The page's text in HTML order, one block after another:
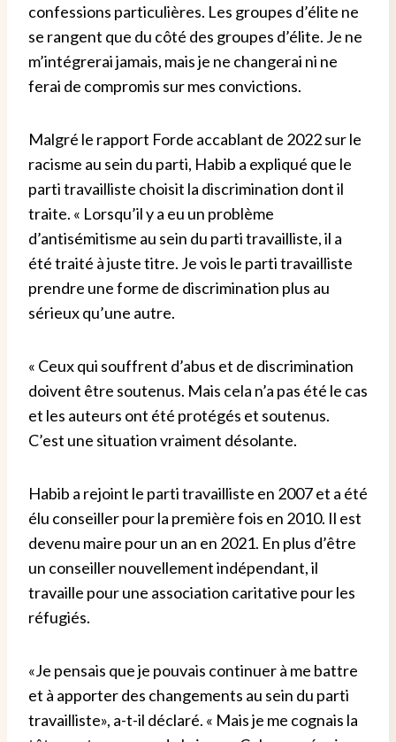
confessions particulières. Les groupes d’élite ne
se rangent que du côté des groupes d’élite. Je ne
m’intégrerai jamais, mais je ne changerai ni ne
ferai de compromis sur mes convictions.
Malgré le rapport Forde accablant de 2022 sur le
racisme au sein du parti, Habib a expliqué que le
parti travailliste choisit la discrimination dont il
traite. « Lorsqu’il y a eu un problème
d’antisémitisme au sein du parti travailliste, il a
été traité à juste titre. Je vois le parti travailliste
prendre une forme de discrimination plus au
sérieux qu’une autre.
« Ceux qui souffrent d’abus et de discrimination
doivent être soutenus. Mais cela n’a pas été le cas
et les auteurs ont été protégés et soutenus.
C’est une situation vraiment désolante.
Habib a rejoint le parti travailliste en 2007 et a été
élu conseiller pour la première fois en 2010. Il est
devenu maire pour un an en 2021. En plus d’être
un conseiller nouvellement indépendant, il
travaille pour une association caritative pour les
réfugiés.
«Je pensais que je pouvais continuer à me battre
et à apporter des changements au sein du parti
travailliste», a-t-il déclaré. « Mais je me cognais la